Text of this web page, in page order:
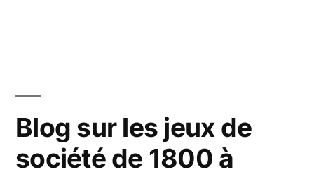
Blog sur les jeux de
société de 1800 à